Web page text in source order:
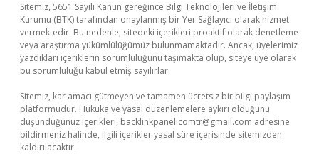
Sitemiz, 5651 Sayılı Kanun gereğince Bilgi Teknolojileri ve İletişim
Kurumu (BTK) tarafından onaylanmış bir Yer Sağlayıcı olarak hizmet
vermektedir. Bu nedenle, sitedeki içerikleri proaktif olarak denetleme
veya araştırma yükümlülüğümüz bulunmamaktadır. Ancak, üyelerimiz
yazdıkları içeriklerin sorumluluğunu taşımakta olup, siteye üye olarak
bu sorumluluğu kabul etmiş sayılırlar.
Sitemiz, kar amacı gütmeyen ve tamamen ücretsiz bir bilgi paylaşım
platformudur. Hukuka ve yasal düzenlemelere aykırı olduğunu
düşündüğünüz içerikleri, backlinkpanelicomtr@gmail.com adresine
bildirmeniz halinde, ilgili içerikler yasal süre içerisinde sitemizden
kaldırılacaktır.